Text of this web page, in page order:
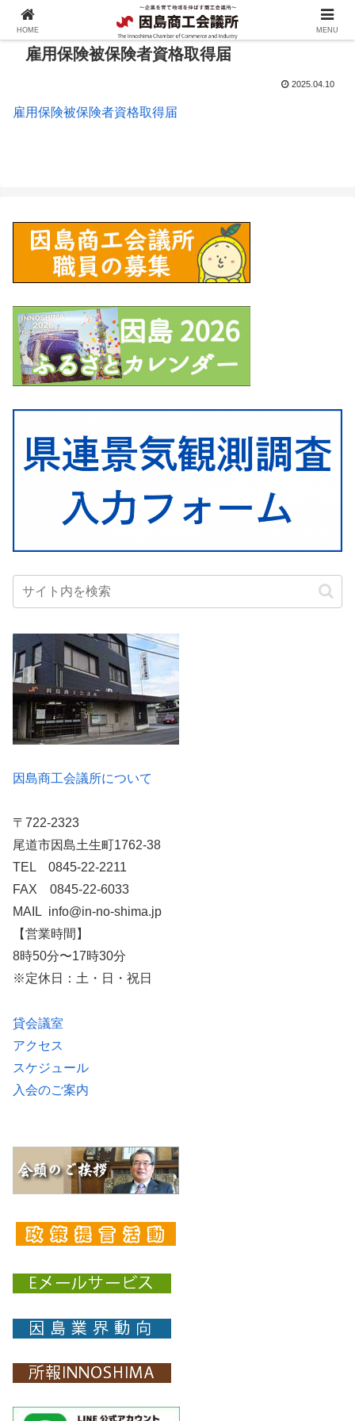
雇用保険被保険者資格取得届
2025.04.10
雇用保険被保険者資格取得届
因島商工会議所について
〒722-2323
尾道市因島土生町1762-38
TEL 0845-22-2211
FAX 0845-22-6033
MAIL info@in-no-shima.jp
【営業時間】
8時50分〜17時30分
※定休日：土・日・祝日
貸会議室
アクセス
スケジュール
入会のご案内
HOME MENU